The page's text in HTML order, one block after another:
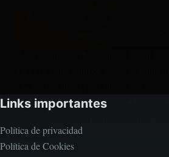
por lo cual escribe en varios idiomas
Links importantes
Política de privacidad
Política de Cookies